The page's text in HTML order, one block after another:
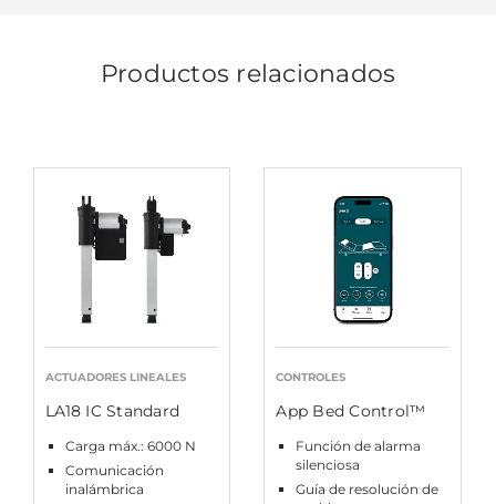
Productos relacionados
ACTUADORES LINEALES
LA18 IC Standard
Carga máx.: 6000 N
Comunicación
inalámbrica
CONTROLES
App Bed Control™
Función de alarma
silenciosa
Guía de resolución de